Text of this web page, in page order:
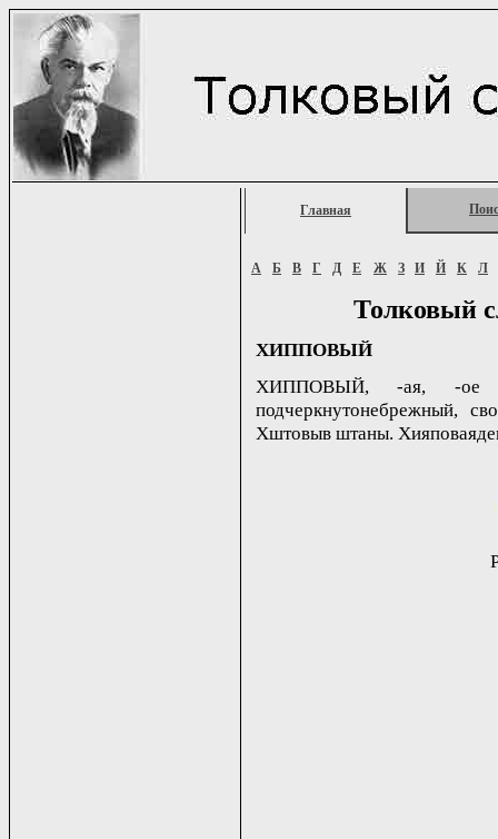
Главная
А Б В Г Д Е Ж З И Й К Л
Толковый
ХИППОВЫЙ
ХИППОВЫЙ, -ая, -ое
подчеркнутонебрежный,
Хштовыв штаны.